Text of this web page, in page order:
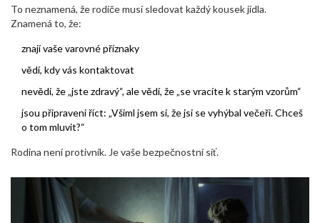
To neznamená, že rodiče musí sledovat každý kousek jídla.
Znamená to, že:
znají vaše varovné příznaky
vědí, kdy vás kontaktovat
nevědí, že „jste zdravý“, ale vědí, že „se vracíte k starým vzorům“
jsou připraveni říct: „Všiml jsem si, že jsi se vyhýbal večeři. Chceš
o tom mluvit?“
Rodina není protivník. Je vaše bezpečnostní síť.